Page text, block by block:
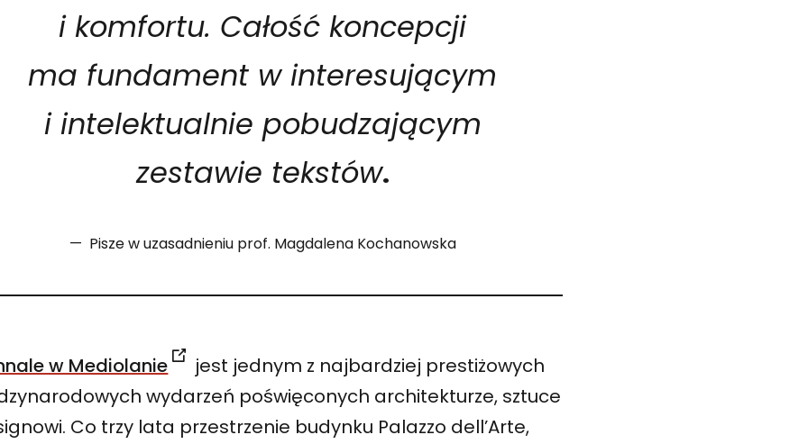
i komfortu. Całość koncepcji
ma fundament w interesującym
i intelektualnie pobudzającym
zestawie tekstów.
Pisze w uzasadnieniu prof. Magdalena Kochanowska
w Mediolanie
jest jednym z najbardziej prestiżowych
wydarzeń poświęconych architekturze, sztuce
Co trzy lata przestrzenie budynku Palazzo dell’Arte,